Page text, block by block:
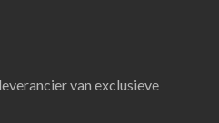
van exclusieve